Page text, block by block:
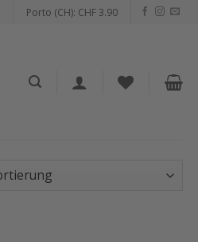
Porto (CH): CHF 3.90